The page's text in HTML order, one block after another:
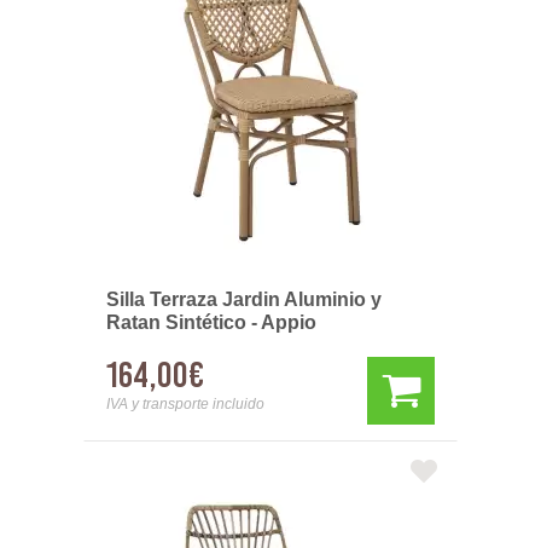
Silla Terraza Jardin Aluminio y
Ratan Sintético - Appio
164,00€
IVA y transporte incluido